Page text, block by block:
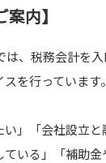
案内】
、税務会計を
を行っています。
い」「会社設立
いる」「補助金